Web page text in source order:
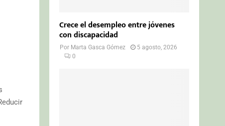
Crece el desempleo entre jóvenes
con discapacidad
Por Marta Gasca Gómez
5 agosto, 2026
0